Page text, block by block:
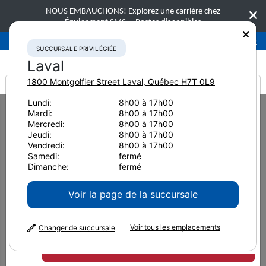
NOUS EMBAUCHONS! Explorez une carrière chez
Équipement SMS. Postes disponibles
Succursale privilégiéeLaval 450-781-9600
Home
Technologies de pointe
Solutions Smart Construction Komatsu
Guidage 3D des machines
Guidage 3D des
machines
Une façon simple et
abordable d’ajouter le
It looks like you are
from America
SUCCURSALE PRIVILÉGIÉE
Laval
1800 Montgolfier Street Laval, Québec H7T 0L9
Lundi:
8h00 à 17h00
Mardi:
8h00 à 17h00
Mercredi:
8h00 à 17h00
Jeudi:
8h00 à 17h00
Vendredi:
8h00 à 17h00
Samedi:
fermé
Dimanche:
fermé
Voir la page de la succursale
Changer de succursale Voir tous les emplacements